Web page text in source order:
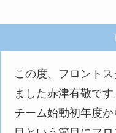
この度、フロント
ました赤津有敬です
チーム始動初年度